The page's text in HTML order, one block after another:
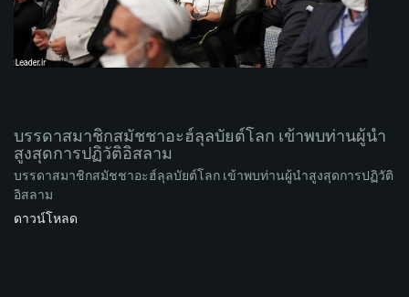
บรรดาสมาชิกสมัชชาอะฮ์ลุลบัยต์โลก เข้าพบท่านผู้นำ
สูงสุดการปฏิวัติอิสลาม
บรรดาสมาชิกสมัชชาอะฮ์ลุลบัยต์โลก เข้าพบท่านผู้นำสูงสุดการปฏิวัติ
อิสลาม
ดาวน์โหลด